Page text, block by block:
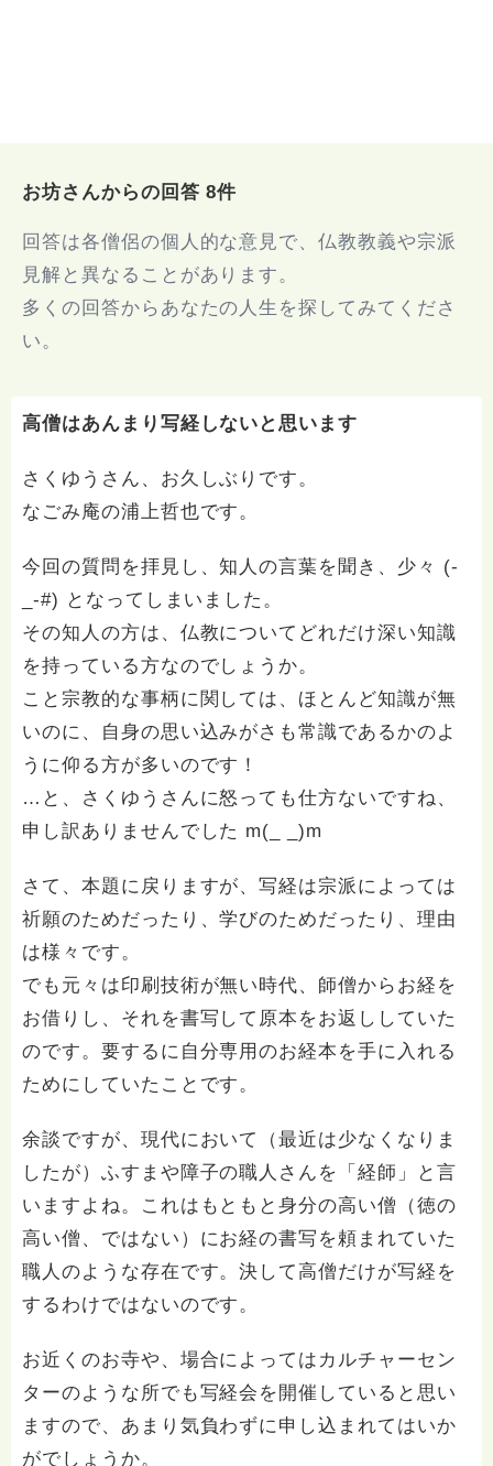
お坊さんからの回答 8件
回答は各僧侶の個人的な意見で、仏教教義や宗派
見解と異なることがあります。
多くの回答からあなたの人生を探してみてくださ
い。
高僧はあんまり写経しないと思います
さくゆうさん、お久しぶりです。
なごみ庵の浦上哲也です。
今回の質問を拝見し、知人の言葉を聞き、少々 (-
_-#) となってしまいました。
その知人の方は、仏教についてどれだけ深い知識
を持っている方なのでしょうか。
こと宗教的な事柄に関しては、ほとんど知識が無
いのに、自身の思い込みがさも常識であるかのよ
うに仰る方が多いのです！
…と、さくゆうさんに怒っても仕方ないですね、
申し訳ありませんでした m(_ _)m
さて、本題に戻りますが、写経は宗派によっては
祈願のためだったり、学びのためだったり、理由
は様々です。
でも元々は印刷技術が無い時代、師僧からお経を
お借りし、それを書写して原本をお返ししていた
のです。要するに自分専用のお経本を手に入れる
ためにしていたことです。
余談ですが、現代において（最近は少なくなりま
したが）ふすまや障子の職人さんを「経師」と言
いますよね。これはもともと身分の高い僧（徳の
高い僧、ではない）にお経の書写を頼まれていた
職人のような存在です。決して高僧だけが写経を
するわけではないのです。
お近くのお寺や、場合によってはカルチャーセン
ターのような所でも写経会を開催していると思い
ますので、あまり気負わずに申し込まれてはいか
がでしょうか。